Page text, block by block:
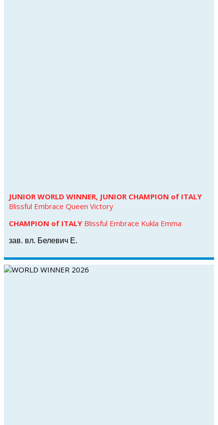
JUNIOR WORLD WINNER, JUNIOR CHAMPION of ITALY
Blissful Embrace Queen Victory
CHAMPION of ITALY Blissful Embrace Kukla Emma
зав. вл. Белевич Е.